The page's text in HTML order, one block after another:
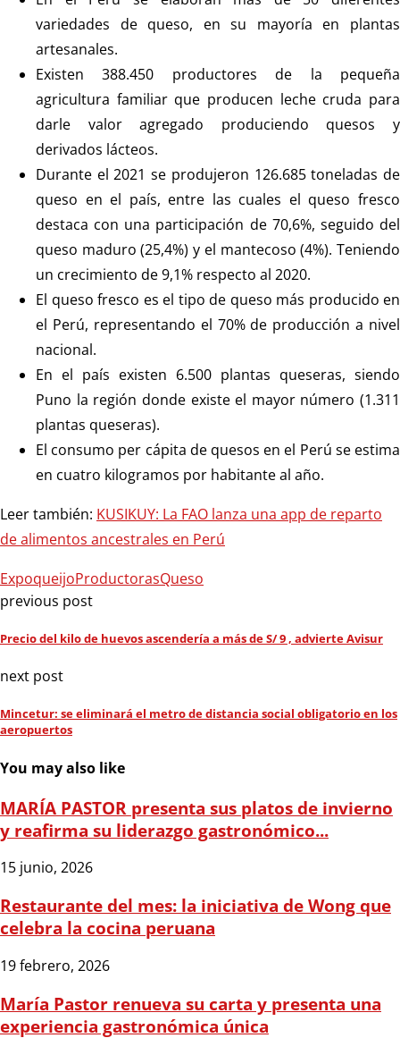
variedades de queso, en su mayoría en plantas
artesanales.
Existen 388.450 productores de la pequeña
agricultura familiar que producen leche cruda para
darle valor agregado produciendo quesos y
derivados lácteos.
Durante el 2021 se produjeron 126.685 toneladas de
queso en el país, entre las cuales el queso fresco
destaca con una participación de 70,6%, seguido del
queso maduro (25,4%) y el mantecoso (4%). Teniendo
un crecimiento de 9,1% respecto al 2020.
El queso fresco es el tipo de queso más producido en
el Perú, representando el 70% de producción a nivel
nacional.
En el país existen 6.500 plantas queseras, siendo
Puno la región donde existe el mayor número (1.311
plantas queseras).
El consumo per cápita de quesos en el Perú se estima
en cuatro kilogramos por habitante al año.
Leer también: KUSIKUY: La FAO lanza una app de reparto
de alimentos ancestrales en Perú
ExpoqueijoProductorasQueso
previous post
Precio del kilo de huevos ascendería a más de S/ 9 , advierte Avisur
next post
Mincetur: se eliminará el metro de distancia social obligatorio en los
aeropuertos
You may also like
MARÍA PASTOR presenta sus platos de invierno
y reafirma su liderazgo gastronómico...
15 junio, 2026
Restaurante del mes: la iniciativa de Wong que
celebra la cocina peruana
19 febrero, 2026
María Pastor renueva su carta y presenta una
experiencia gastronómica única